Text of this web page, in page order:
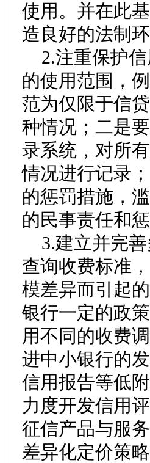
使用。并在此
造良好的法制
2.注重保护信
的使用范围，
范为仅限于信
种情况；二是
录系统，对所
情况进行记录
的惩罚措施，
的民事责任和
3.建立并完善
查询收费标准
模差异而引起
银行一定的政
用不同的收费
进中小银行的
信用报告等低
力度开发信用
征信产品与服
差异化定价策